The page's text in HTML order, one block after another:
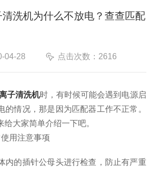
洗机为什么不放电？查查匹配
04-28 点击次数：2616
子清洗机时，有时候可能会遇到电源启
的情况，那是因为匹配器工作不正常。
给大家简单介绍一下吧。
用注意事项
的插针公母头进行检查，防止有严重